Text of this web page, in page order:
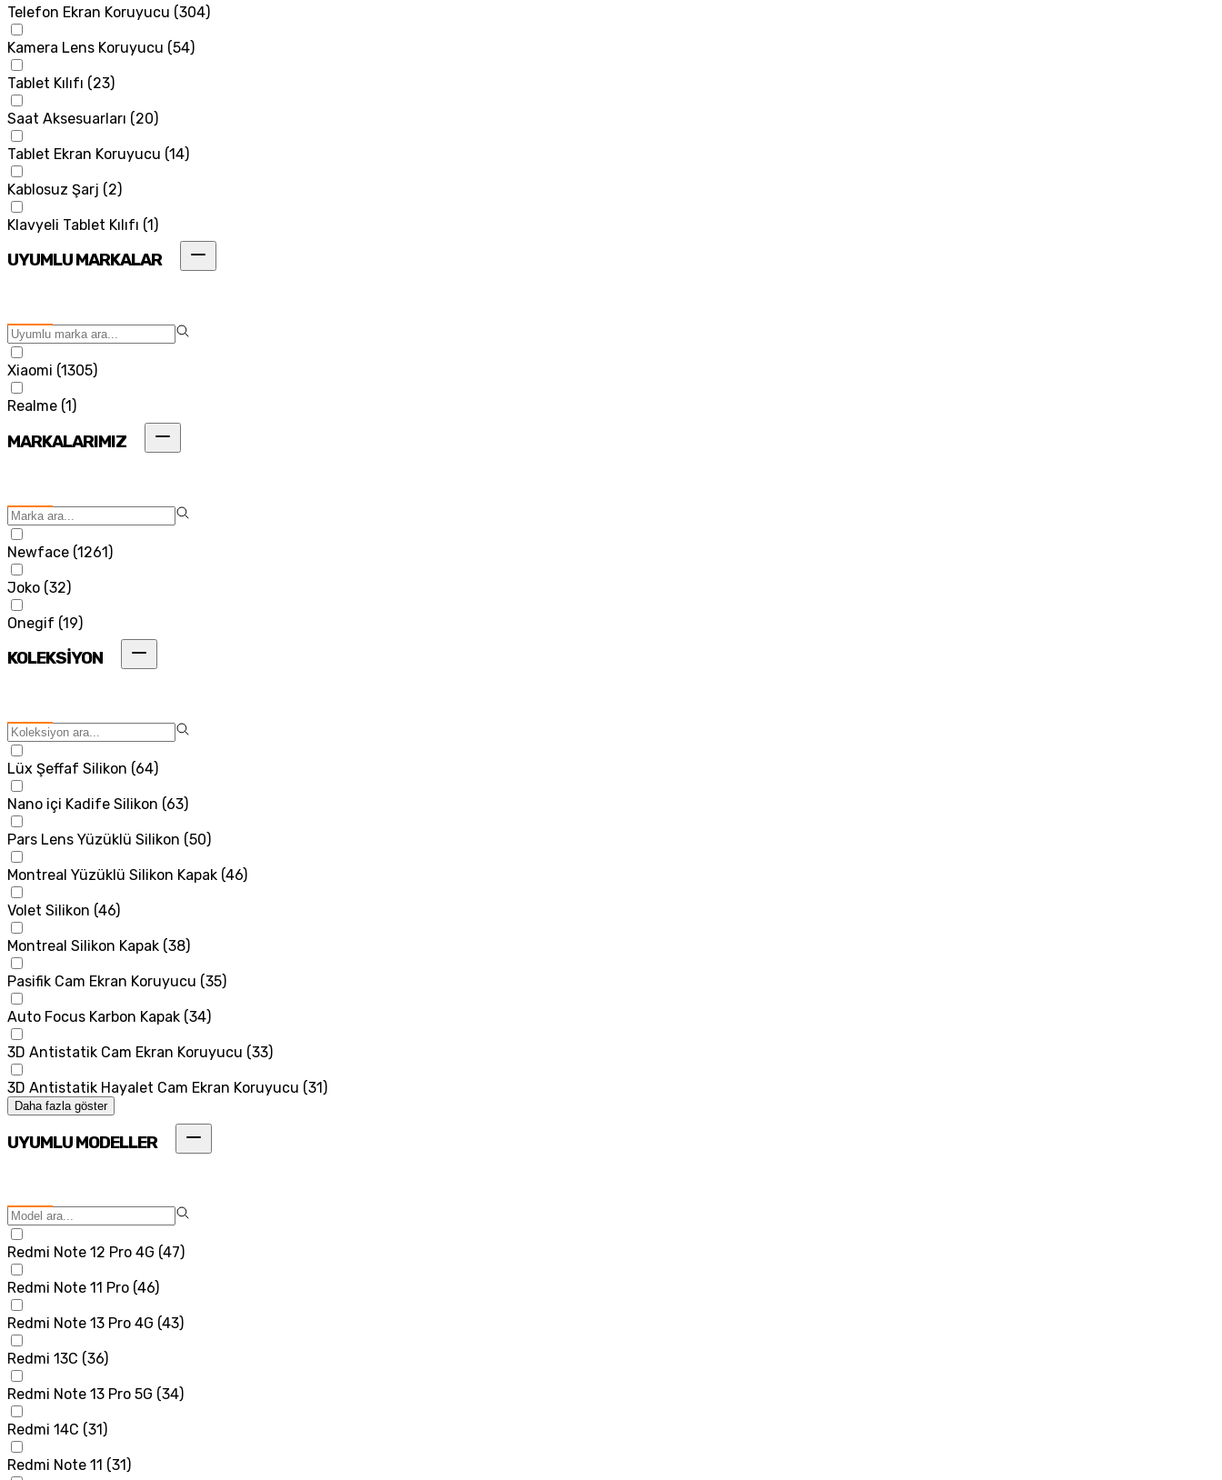
Telefon Ekran Koruyucu (304)
Kamera Lens Koruyucu (54)
Tablet Kılıfı (23)
Saat Aksesuarları (20)
Tablet Ekran Koruyucu (14)
Kablosuz Şarj (2)
Klavyeli Tablet Kılıfı (1)
UYUMLU MARKALAR
Xiaomi (1305)
Realme (1)
MARKALARIMIZ
Newface (1261)
Joko (32)
Onegif (19)
KOLEKSİYON
Lüx Şeffaf Silikon (64)
Nano içi Kadife Silikon (63)
Pars Lens Yüzüklü Silikon (50)
Montreal Yüzüklü Silikon Kapak (46)
Volet Silikon (46)
Montreal Silikon Kapak (38)
Pasifik Cam Ekran Koruyucu (35)
Auto Focus Karbon Kapak (34)
3D Antistatik Cam Ekran Koruyucu (33)
3D Antistatik Hayalet Cam Ekran Koruyucu (31)
Daha fazla göster
UYUMLU MODELLER
Redmi Note 12 Pro 4G (47)
Redmi Note 11 Pro (46)
Redmi Note 13 Pro 4G (43)
Redmi 13C (36)
Redmi Note 13 Pro 5G (34)
Redmi 14C (31 )
Redmi Note 11 (31 )